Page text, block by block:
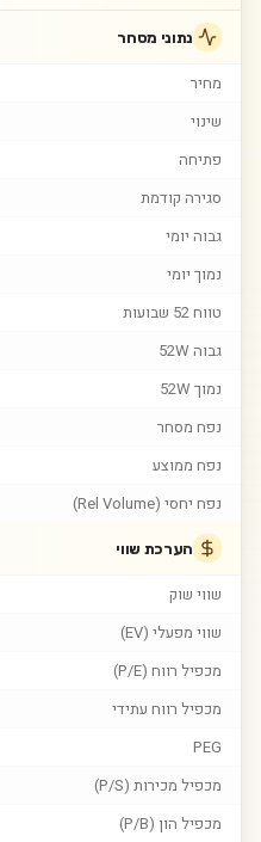
נתוני מסחר
מחיר
שינוי
פתיחה
סגירה קודמת
גבוה יומי
נמוך יומי
טווח 52 שבועות
גבוה 52W
נמוך 52W
נפח מסחר
נפח ממוצע
נפח יחסי (Rel Volume)
הערכת שווי
שווי שוק
שווי מפעלי (EV)
מכפיל רווח (P/E)
מכפיל רווח עתידי
PEG
מכפיל מכירות (P/S)
מכפיל הון (P/B)